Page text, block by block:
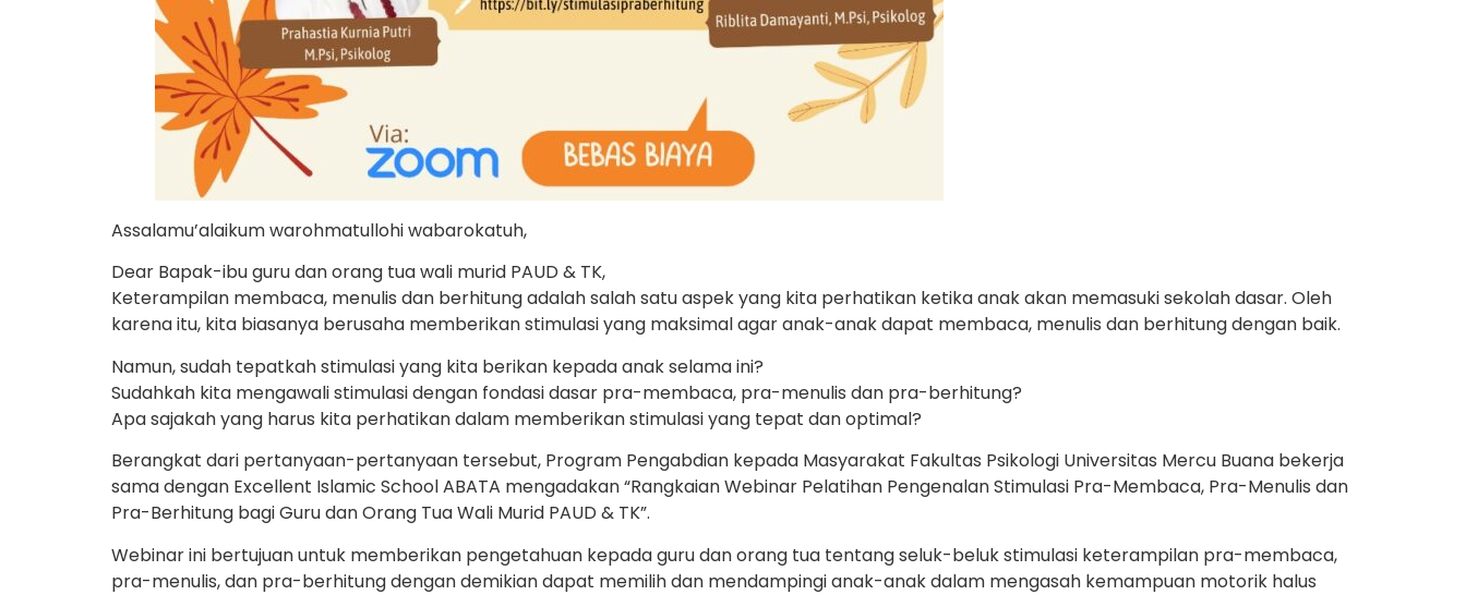
Assalamu’alaikum warohmatullohi wabarokatuh,
Dear Bapak-ibu guru dan orang tua wali murid PAUD & TK,
Keterampilan membaca, menulis dan berhitung adalah salah satu aspek yang kita perhatikan ketika anak akan memasuki sekolah dasar. Oleh
karena itu, kita biasanya berusaha memberikan stimulasi yang maksimal agar anak-anak dapat membaca, menulis dan berhitung dengan baik.
Namun, sudah tepatkah stimulasi yang kita berikan kepada anak selama ini?
Sudahkah kita mengawali stimulasi dengan fondasi dasar pra-membaca, pra-menulis dan pra-berhitung?
Apa sajakah yang harus kita perhatikan dalam memberikan stimulasi yang tepat dan optimal?
Berangkat dari pertanyaan-pertanyaan tersebut, Program Pengabdian kepada Masyarakat Fakultas Psikologi Universitas Mercu Buana bekerja
sama dengan Excellent Islamic School ABATA mengadakan “Rangkaian Webinar Pelatihan Pengenalan Stimulasi Pra-Membaca, Pra-Menulis dan
Pra-Berhitung bagi Guru dan Orang Tua Wali Murid PAUD & TK”.
Webinar ini bertujuan untuk memberikan pengetahuan kepada guru dan orang tua tentang seluk-beluk stimulasi keterampilan pra-membaca,
pra-menulis, dan pra-berhitung dengan demikian dapat memilih dan mendampingi anak-anak dalam mengasah kemampuan motorik halus